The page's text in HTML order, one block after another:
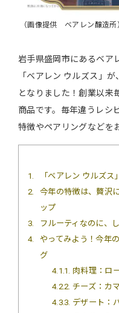
（画像提供 ベアレン醸造所
岩手県盛岡市にあるベア
「ベアレン ウルズス」
となりました！創業以来
商品です。毎年違うレシ
特徴やペアリングなどを
1
「ベアレン ウルズス
2
今年の特徴は、贅沢
ップ
3
フルーティなのに、
4
やってみよう！今年
グ
4.1 1. 肉料理：ロ
4.22. チーズ：カ
4.33. デザート：